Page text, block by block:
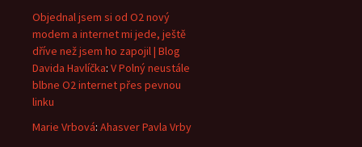
Objednal jsem si od O2 nový
modem a internet mi jede, ještě
dříve než jsem ho zapojil | Blog
Davida Havlíčka: V Polný neustále
blbne O2 internet přes pevnou
linku
Marie Vrbová: Ahasver Pavla Vrby